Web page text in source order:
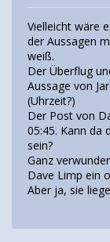
Vielleicht wäre
der Aussagen
weiß.
Der Überflug
Aussage von
(Uhrzeit?)
Der Post von
05:45. Kann da
sein?
Ganz
Dave Limp ein
Aber ja, sie